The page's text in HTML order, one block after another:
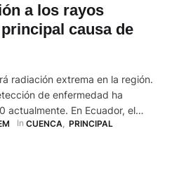
a los rayos
causa de
radiación extrema en la región.
de enfermedad ha
actualmente. En Ecuador, el
enfermedad más común de este
In CUENCA PRINCIPAL